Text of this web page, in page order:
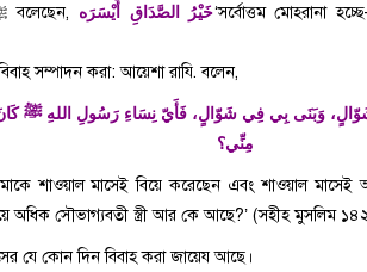
অন্যত্র নবীজি ﷺ বলেছেন, خَيْرُ الصَّدَاقِ أَيْسَرَه‘সর্বোত্তম মোহরানা
সম্পাদন করা: আয়েশা রাযি. বলেন,
وَبَنَى بِي فِي شَوّالٍ، فَأَيّ نِسَاءِ رَسُولِ اللهِ ﷺ
مِنِّي؟
অধিক সৌভাগ্যবতী স্ত্রী আর কে আছে?’ (সহীহ মুসলিম
যে কোন দিন বিবাহ করা জায়েয আছে।